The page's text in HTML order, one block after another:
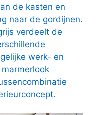
de kasten en
naar de gordijnen.
verdeelt de
werk- en